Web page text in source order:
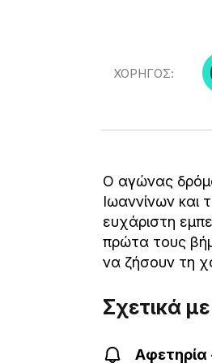
ΧΟΡΗΓΟΣ:
Ο αγώνας
Ιωαννίνων και
ευχάριστη
πρώτα τους
να ζήσουν τη
Σχετικά
Αφετηρία